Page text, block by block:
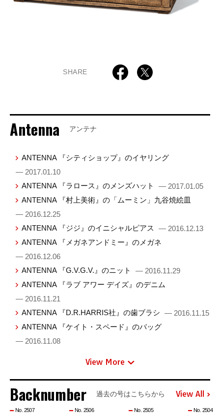
SHARE
Antenna アンテナ
ANTENNA 『シティショップ』のイヤリング
— 2017.01.10
ANTENNA 『ラロース』のメンズハット
— 2017.01.05
ANTENNA 『村上美術』の「ムーミン」九谷焼絵皿
— 2016.12.25
ANTENNA 『ジジ』のイニシャルピアス
— 2016.12.13
ANTENNA 『メガネアンドミー』のメガネ
— 2016.12.06
ANTENNA 『G.V.G.V.』のニット
— 2016.11.29
ANTENNA 『ラブ アワー デイズ』のデニム
— 2016.11.21
ANTENNA 『D.R.HARRIS社』の歯ブラシ — 2016.11.15
ANTENNA 『ケイト・スペード』のバッグ
— 2016.11.08
View More
Backnumber 過去の号はこちらから View All
No. 2507 No. 2506 No. 2505 No. 2504